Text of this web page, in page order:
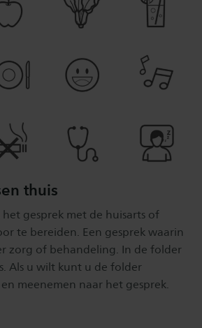
thuis
gesprek met de huisarts of
te bereiden. Een gesprek waarin
zorg of behandeling. In de folder
Als u wilt kunt u de folder
meenemen naar het gesprek.